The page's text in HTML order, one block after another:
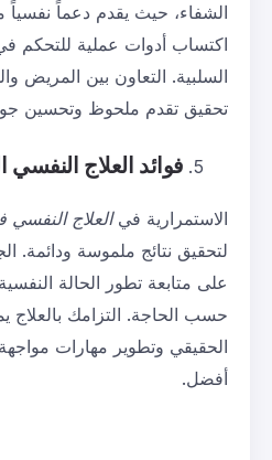
الشفاء، حيث يقدم دعماً
اكتساب أدوات عملية للتحكم
السلبية. التعاون بين المريض
تحقيق تقدم ملحوظ وتحسين
فوائد العلاج
الاستمرارية فيالعلاج
لتحقيق نتائج ملموسة ودائمة.
على متابعة تطور الحالة
حسب الحاجة. التزامك بالعلاج
الحقيقي وتطوير مهارات
أفضل.